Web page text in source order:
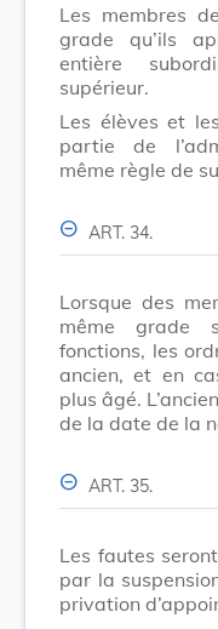
Les membres
grade qu’ils
entière
supérieur.
Les élèves et
partie de
même règle de
ART. 34.
Lorsque des
même grade
fonctions, les
ancien, et en
plus âgé.
de la date de la
ART. 35.
Les fautes
par la
privation